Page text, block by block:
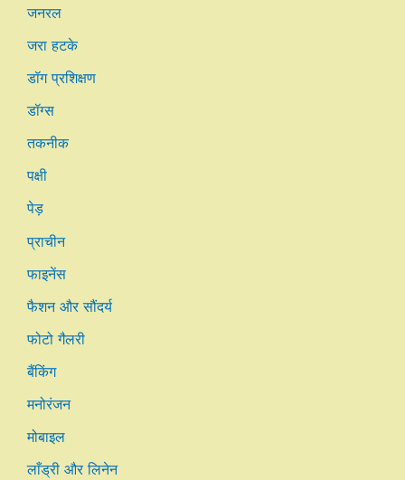
जनरल
जरा हटके
डॉग प्रशिक्षण
डॉग्स
तकनीक
पक्षी
पेड़
प्राचीन
फाइनेंस
फैशन और सौंदर्य
फोटो गैलरी
बैंकिंग
मनोरंजन
मोबाइल
लाँड्री और लिनेन